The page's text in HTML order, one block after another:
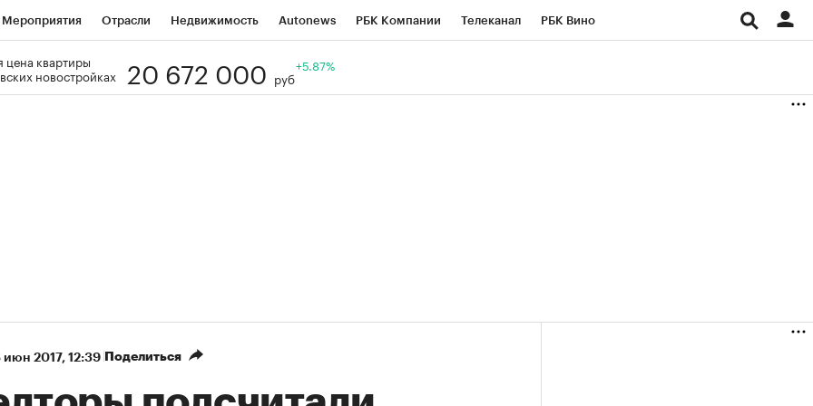
Мероприятия Отрасли Недвижимость Autonews РБК Компании Телеканал РБК Вино
Визионеры
цена квартиры
новостройках
20 672 000 руб
+5.87%
июн 2017, 12:39 Поделиться